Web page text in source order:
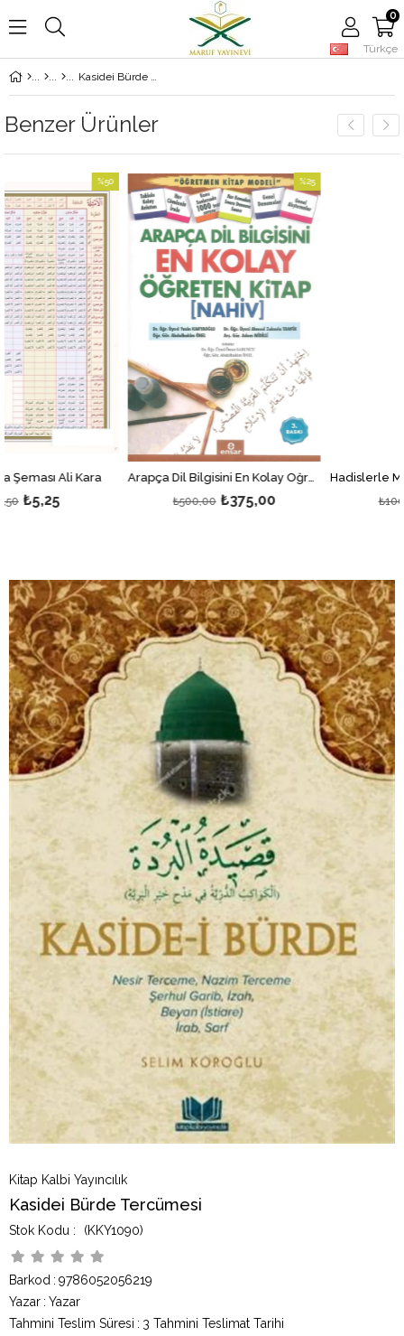
Türkçe
0
Kasidei Bürde Tercümesi
Benzer Ürünler
İndirim
%50İndirim
Arapça Dil Bilgisini En Kolay Öğreten Kitap [Nahiv]
₺375,00
%25
İndirim
%25İndirim
₺60,00
Kitap Kalbi Yayıncılık
Kasidei Bürde Tercümesi
(KKY1090)
Barkod : 9786052056219
Yazar : Yazar
Tahmini Teslim Süresi : 3 Tahmini Teslimat Tarihi